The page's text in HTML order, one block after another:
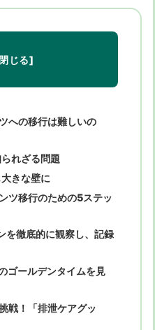
への移行は難しいの
れざる問題
きな壁に
ツ移行のための5ステッ
を徹底的に観察し、記録
ゴールデンタイムを見
戦！「排泄ケアグッ